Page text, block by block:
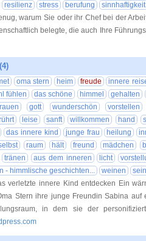
resilienz stress berufung
sinnhaftigkeit
warum Sie oder ihr Chef bei der
belegte, die auch Ihre
oma stern heim freude
innere
fühlen das schöne himmel
gehalten
gott wunderschön
vorstellen
leise sanft willkommen hand
das innere kind junge frau heilung
raum hält freund mädchen
tränen aus dem inneren licht
- himmlische geschichten... weinen
sein
verletzte innere Kind entdecken Ein
Stern ihre junge Freundin Sabina
in dem sie der